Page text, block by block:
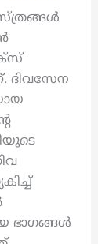
ദിവസേന
ഭാഗങ്ങൾ